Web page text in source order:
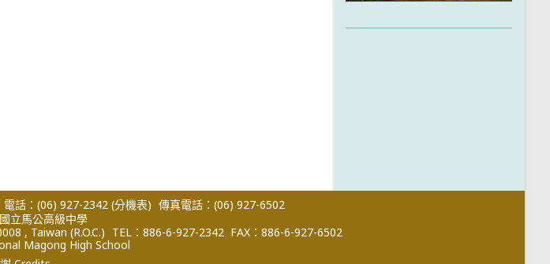
電話：(06) 927-2342 (分機表) 傳真電話：(06) 927-6502
立馬公高級中學
, Taiwan (R.O.C.) TEL：886-6-927-2342 FAX：886-6-927-6502
Magong High School